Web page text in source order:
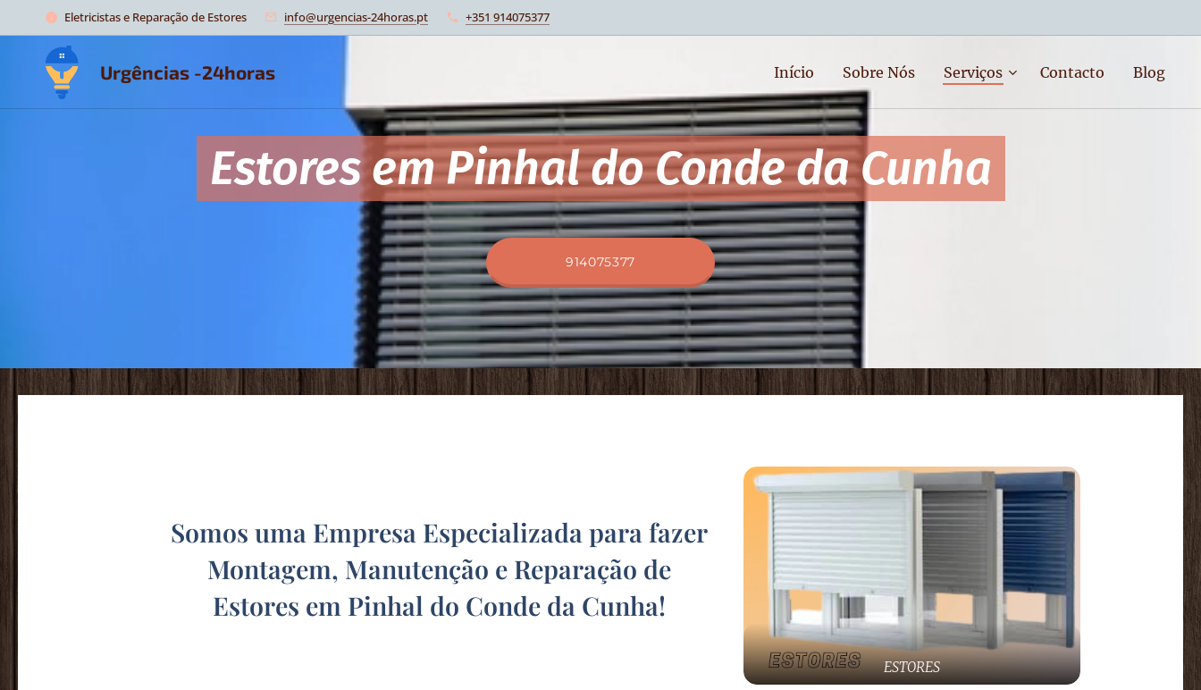
Eletricistas e Reparação de Estores info@urgencias-24horas.pt +351 914075377
Urgências -24horas Início Sobre Nós Serviços Contacto Blog
Estores em Pinhal do Conde da Cunha
914075377
ESTORES
Somos uma Empresa Especializada para fazer
Montagem, Manutenção e Reparação de
Estores em Pinhal do Conde da Cunha!